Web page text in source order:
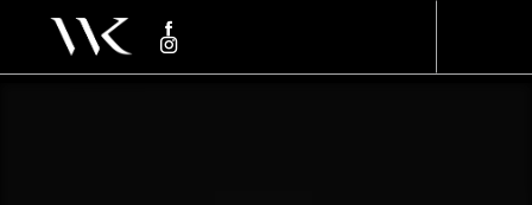
Panneau de gestion des cookies